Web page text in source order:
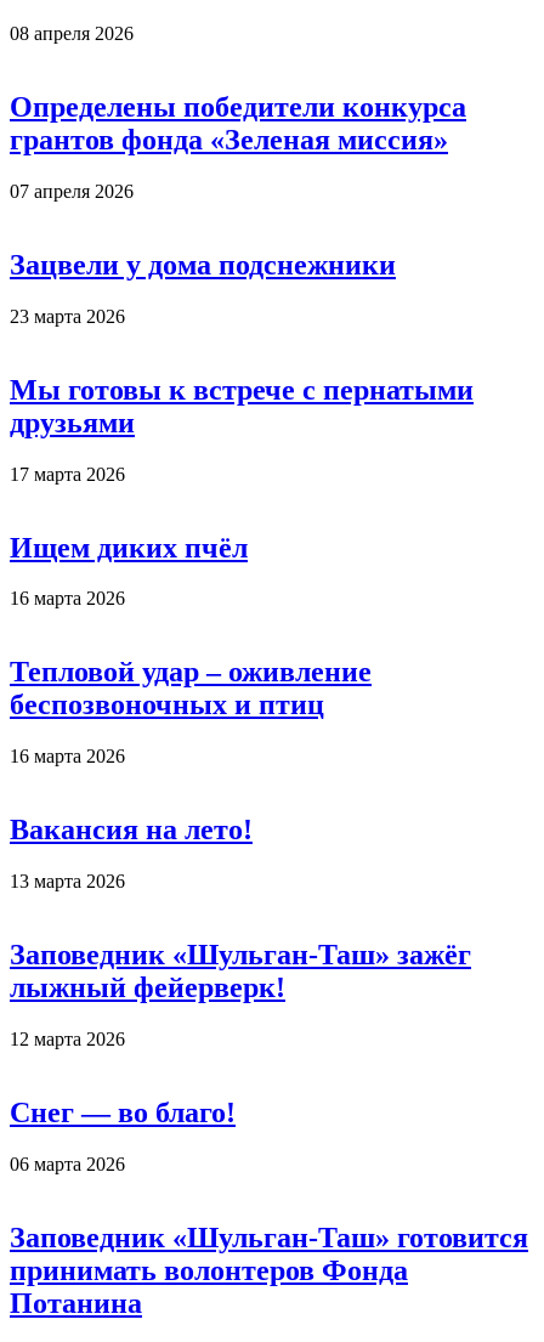
08 апреля 2026
Определены победители конкурса
грантов фонда «Зеленая миссия»
07 апреля 2026
Зацвели у дома подснежники
23 марта 2026
Мы готовы к встрече с пернатыми
друзьями
17 марта 2026
Ищем диких пчёл
16 марта 2026
Тепловой удар – оживление
беспозвоночных и птиц
16 марта 2026
Вакансия на лето!
13 марта 2026
Заповедник «Шульган-Таш» зажёг
лыжный фейерверк!
12 марта 2026
Снег — во благо!
06 марта 2026
Заповедник «Шульган-Таш» готовится
принимать волонтеров Фонда
Потанина